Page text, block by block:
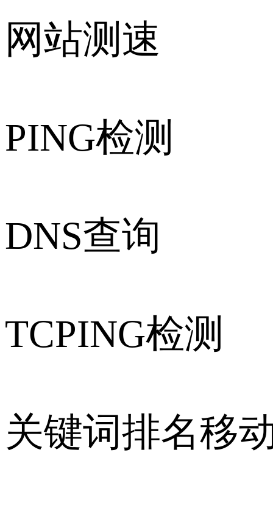
网站测速
PING检测
DNS查询
TCPING检测
关键词排名移